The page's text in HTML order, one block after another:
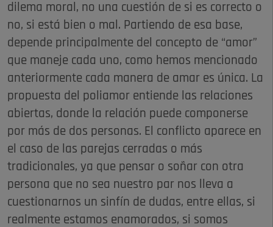
dilema moral, no una cuestión de si es correcto o
no, si está bien o mal. Partiendo de esa base,
depende principalmente del concepto de “amor”
que maneje cada uno, como hemos mencionado
anteriormente cada manera de amar es única. La
propuesta del poliamor entiende las relaciones
abiertas, donde la relación puede componerse
por más de dos personas. El conflicto aparece en
el caso de las parejas cerradas o más
tradicionales, ya que pensar o soñar con otra
persona que no sea nuestro par nos lleva a
cuestionarnos un sinfín de dudas, entre ellas, si
realmente estamos enamorados, si somos